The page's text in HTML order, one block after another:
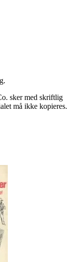
sker med skriftlig
må ikke kopieres.